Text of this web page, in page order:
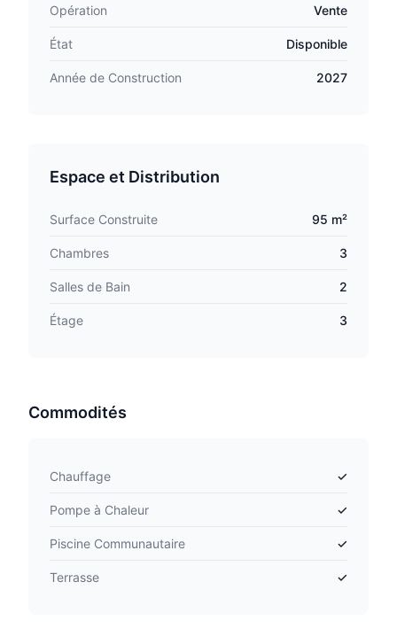
Opération Vente
État Disponible
Année de Construction 2027
Espace et Distribution
Surface Construite 95 m²
Chambres 3
Salles de Bain 2
Étage 3
Commodités
Chauffage ✓
Pompe à Chaleur ✓
Piscine Communautaire ✓
Terrasse ✓